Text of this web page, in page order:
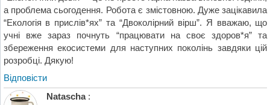
а проблема сьогодення. Робота є змістовною. Дуже зацікавила
“Екологія в прислів*ях” та “Двоколірний вірш”. Я вважаю, що
учні вже зараз почнуть “працювати на своє здоров*я” та
збереження екосистеми для наступних поколінь завдяки цій
розробці. Дякую!
Відповіcти
Natascha :